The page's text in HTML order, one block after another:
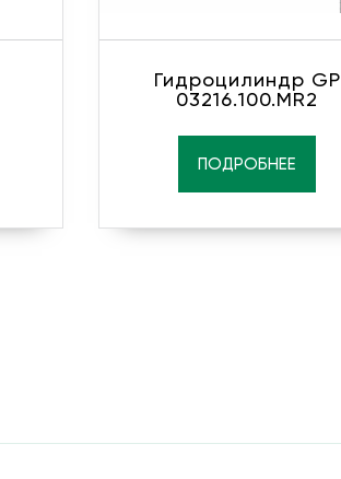
Гидроцилиндр GP
03216.100.MR2
ПОДРОБНЕЕ